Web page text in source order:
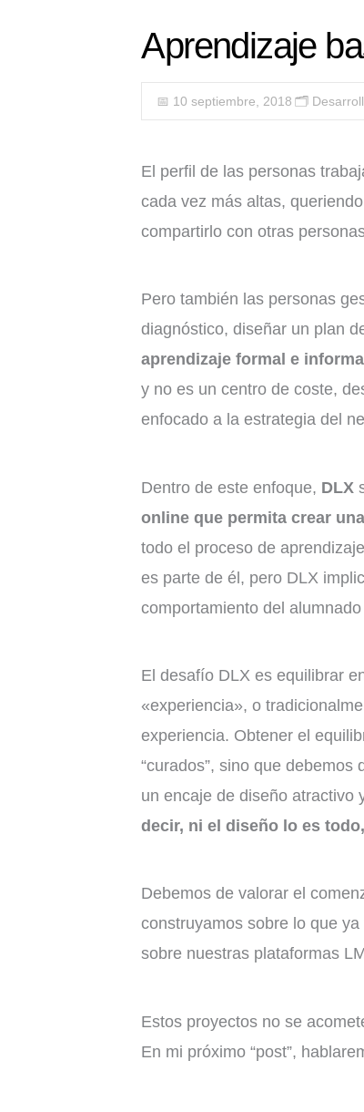
Aprendizaje
📅 10 septiembre, 2018 🗂️
El perfil de las personas
cada vez más altas,
compartirlo con otras
Pero también las personas
diagnóstico, diseñar un plan
aprendizaje formal e
y no es un centro de coste,
enfocado a la estrategia del
Dentro de este enfoque, DLX
online que permita crear
todo el proceso de
es parte de él, pero DLX
comportamiento del
El desafío DLX es equilibrar
«experiencia», o
experiencia. Obtener el
“curados”, sino que
un encaje de diseño atractivo
decir, ni el diseño lo es
Debemos de valorar el
construyamos sobre lo que
sobre nuestras plataformas
Estos proyectos no se
En mi próximo “post”,